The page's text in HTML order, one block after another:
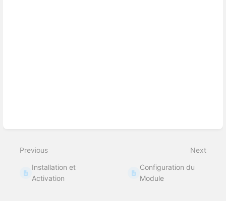
Previous
Installation et
Activation
Next
Configuration du
Module